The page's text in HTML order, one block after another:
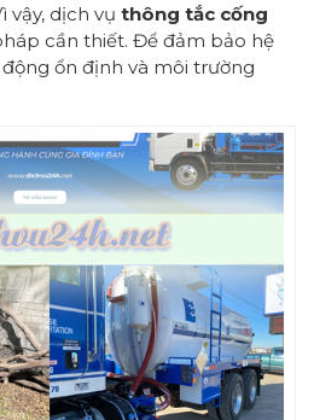
vậy, dịch vụ thông tắc cống
cần thiết. Để đảm bảo hệ
ổn định và môi trường